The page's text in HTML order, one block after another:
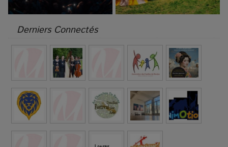
Derniers Connectés